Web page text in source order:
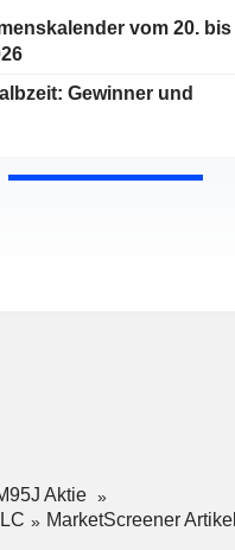
vom 20. bis
Gewinner und
Aktie
MarketScreener Artikel